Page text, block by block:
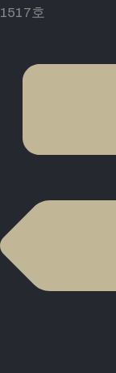
1517호